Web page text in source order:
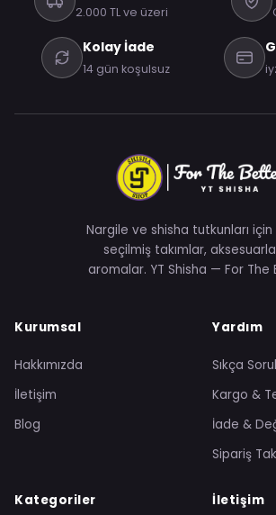
2.000 TL ve üzeri
Kolay İade
14 gün koşulsuz
Nargile ve shisha tutkunları
seçilmiş takımlar,
aromalar. YT Shisha — For The
Kurumsal
Hakkımızda
İletişim
Blog
Yardım
Sıkça
Kargo &
İade &
Sipariş
Kategoriler İletişim